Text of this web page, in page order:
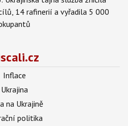
14 rafinerií a vyřadila 5 000
Inflace
Ukrajina
na Ukrajině
politika